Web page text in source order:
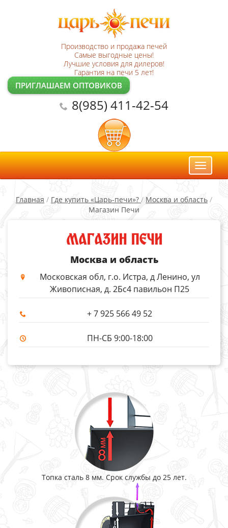
Производство и продажа печей
Самые выгодные цены!
Лучшие условия для дилеров!
Гарантия на печи 5 лет!
ПРИГЛАШАЕМ ОПТОВИКОВ
8(985) 411-42-54
Toggle
Главная / Где купить «Царь-печи»? / Москва и область /
Магазин Печи
МАГАЗИН ПЕЧИ
Москва и область
Московская обл, г.о. Истра, д Ленино, ул
Живописная, д. 2Бс4 павильон П25
+ 7 925 566 49 52
ПН-СБ 9:00-18:00
Топка сталь 8 мм. Срок службы до 25 лет.